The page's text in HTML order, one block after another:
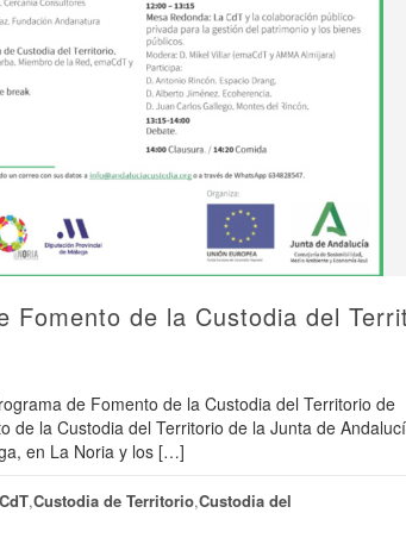
de la Custodia del
de Fomento de la Custodia del Territorio de
la Custodia del Territorio de la Junta de
en La Noria y los […]
CdT,Custodia de Territorio,Custodia del